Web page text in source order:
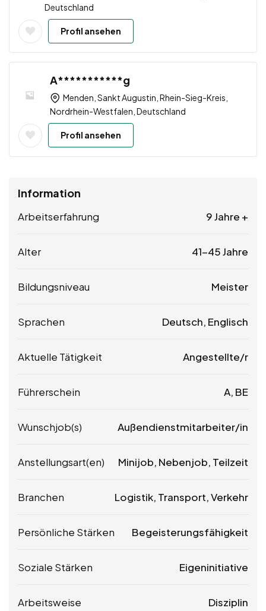
Deutschland
Profil ansehen
A***********g
Menden, Sankt Augustin, Rhein-Sieg-Kreis,
Nordrhein-Westfalen, Deutschland
Profil ansehen
Information
Arbeitserfahrung 9 Jahre +
Alter 41-45 Jahre
Bildungsniveau Meister
Sprachen Deutsch, Englisch
Aktuelle Tätigkeit Angestellte/r
Führerschein A, BE
Wunschjob(s) Außendienstmitarbeiter/in
Anstellungsart(en) Minijob, Nebenjob, Teilzeit
Branchen Logistik, Transport, Verkehr
Persönliche Stärken Begeisterungsfähigkeit
Soziale Stärken Eigeninitiative
Arbeitsweise Disziplin